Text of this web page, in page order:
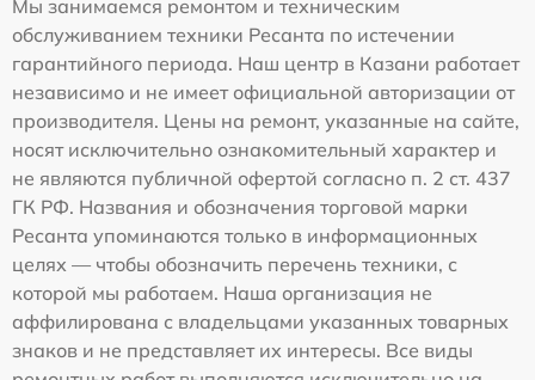
Мы занимаемся ремонтом и техническим
обслуживанием техники Ресанта по истечении
гарантийного периода. Наш центр в Казани работает
независимо и не имеет официальной авторизации от
производителя. Цены на ремонт, указанные на сайте,
носят исключительно ознакомительный характер и
не являются публичной офертой согласно п. 2 ст. 437
ГК РФ. Названия и обозначения торговой марки
Ресанта упоминаются только в информационных
целях — чтобы обозначить перечень техники, с
которой мы работаем. Наша организация не
аффилирована с владельцами указанных товарных
знаков и не представляет их интересы. Все виды